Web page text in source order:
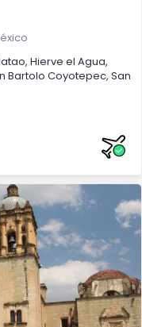
, Hierve el Agua,
Bartolo Coyotepec, San